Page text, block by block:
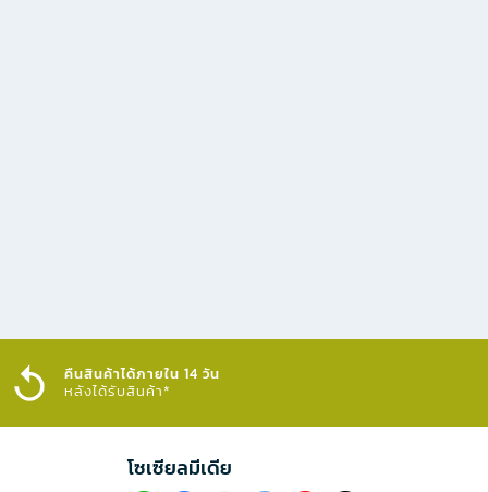
คืนสินค้าได้ภายใน 14 วัน
หลังได้รับสินค้า*
โซเซียลมีเดีย​